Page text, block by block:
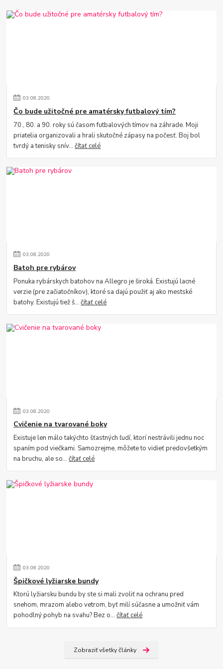
03.08.2020
Čo bude užitočné pre amatérsky futbalový tím?
70., 80. a 90. roky sú časom futbalových tímov na záhrade. Moji
priatelia organizovali a hrali skutočné zápasy na počesť. Boj bol
tvrdý a tenisky snív...čítať celé
03.08.2020
Batoh pre rybárov
Ponuka rybárskych batohov na Allegro je široká. Existujú lacné
verzie (pre začiatočníkov), ktoré sa dajú použiť aj ako mestské
batohy. Existujú tiež š...čítať celé
03.08.2020
Cvičenie na tvarované boky
Existuje len málo takýchto šťastných ľudí, ktorí nestrávili jednu noc
spaním pod viečkami. Samozrejme, môžete to vidieť predovšetkým
na bruchu, ale so...čítať celé
03.08.2020
Špičkové lyžiarske bundy
Ktorú lyžiarsku bundu by ste si mali zvoliť na ochranu pred
snehom, mrazom alebo vetrom, byť milí súčasne a umožniť vám
pohodlný pohyb na svahu? Bez o...čítať celé
Zobraziť všetky články